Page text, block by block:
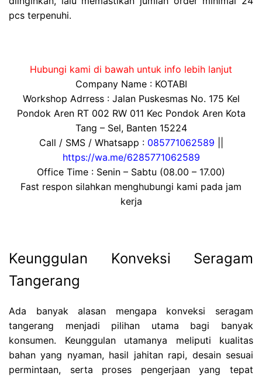
pcs terpenuhi.
Hubungi kami di bawah untuk info lebih lanjut
Company Name : KOTABI
Workshop Adrress : Jalan Puskesmas No. 175 Kel
Pondok Aren RT 002 RW 011 Kec Pondok Aren Kota
Tang – Sel, Banten 15224
Call / SMS / Whatsapp : 085771062589
https://wa.me/6285771062589
Office Time : Senin – Sabtu (08.00 – 17.00)
Fast respon silahkan menghubungi kami pada jam
kerja
Keunggulan Konveksi Seragam
Tangerang
Ada banyak alasan mengapa konveksi seragam
tangerang menjadi pilihan utama bagi banyak
konsumen. Keunggulan utamanya meliputi kualitas
bahan yang nyaman, hasil jahitan rapi, desain sesuai
permintaan, serta proses pengerjaan yang tepat